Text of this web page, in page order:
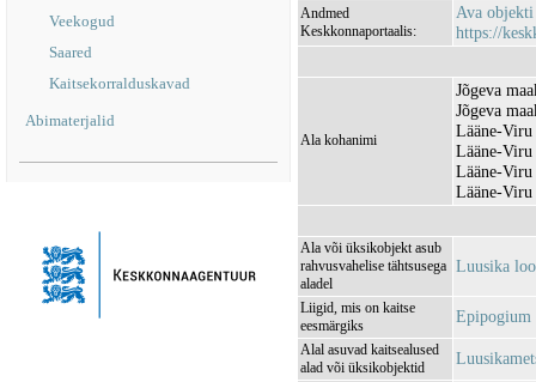
Veekogud
Saared
Kaitsekorralduskavad
Abimaterjalid
Andmed
Keskkonnaportaalis:
Ava objekti
https://
Ala kohanimi
Jõgeva
Jõgeva
Lääne-
Lääne-Viru
Lääne-Viru
Lääne-
Ala või üksikobjekt asub
rahvusvahelise tähtsusega
aladel
Luusika
Liigid, mis on kaitse
eesmärgiks
Epipogium
Alal asuvad kaitsealused
alad või üksikobjektid